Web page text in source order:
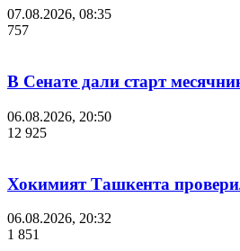
07.08.2026, 08:35
757
В Сенате дали старт
06.08.2026, 20:50
12 925
Хокимият Ташкента
06.08.2026, 20:32
1 851